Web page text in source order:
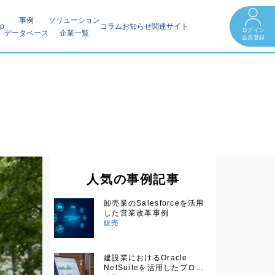
事例
データベース
ソリューション
企業一覧
コラムお知らせ関連サイト
ログイン
会員登録
人気の事例記事
卸売業のSalesforceを活用
した営業改革事例
販売
建設業におけるOracle
NetSuiteを活用したプロジ